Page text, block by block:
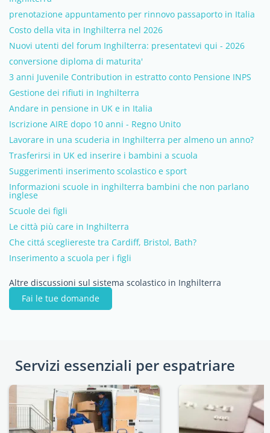
prenotazione appuntamento per rinnovo passaporto in Italia
Costo della vita in Inghilterra nel 2026
Nuovi utenti del forum Inghilterra: presentatevi qui - 2026
conversione diploma di maturita'
3 anni Juvenile Contribution in estratto conto Pensione INPS
Gestione dei rifiuti in Inghilterra
Andare in pensione in UK e in Italia
Iscrizione AIRE dopo 10 anni - Regno Unito
Lavorare in una scuderia in Inghilterra per almeno un anno?
Trasferirsi in UK ed inserire i bambini a scuola
Suggerimenti inserimento scolastico e sport
Informazioni scuole in inghilterra bambini che non parlano
inglese
Scuole dei figli
Le città più care in Inghilterra
Che cittá scegliereste tra Cardiff, Bristol, Bath?
Inserimento a scuola per i figli
Altre discussioni sul sistema scolastico in Inghilterra
Fai le tue domande
Servizi essenziali per espatriare